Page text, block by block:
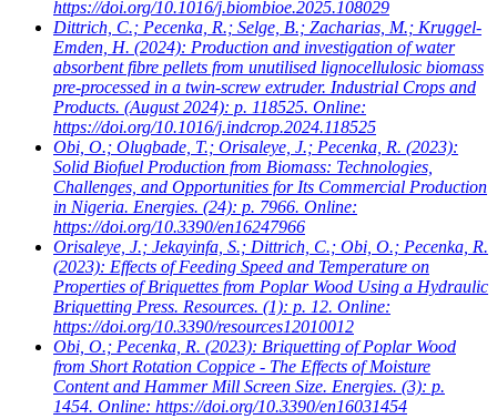
https://doi.org/10.1016/j.biombioe.2025.108029
Dittrich, C.; Pecenka, R.; Selge, B.; Zacharias, M.; Kruggel-
Emden, H. (2024): Production and investigation of water
absorbent fibre pellets from unutilised lignocellulosic biomass
pre-processed in a twin-screw extruder. Industrial Crops and
Products. (August 2024): p. 118525. Online:
https://doi.org/10.1016/j.indcrop.2024.118525
Obi, O.; Olugbade, T.; Orisaleye, J.; Pecenka, R. (2023):
Solid Biofuel Production from Biomass: Technologies,
Challenges, and Opportunities for Its Commercial Production
in Nigeria. Energies. (24): p. 7966. Online:
https://doi.org/10.3390/en16247966
Orisaleye, J.; Jekayinfa, S.; Dittrich, C.; Obi, O.; Pecenka, R.
(2023): Effects of Feeding Speed and Temperature on
Properties of Briquettes from Poplar Wood Using a Hydraulic
Briquetting Press. Resources. (1): p. 12. Online:
https://doi.org/10.3390/resources12010012
Obi, O.; Pecenka, R. (2023): Briquetting of Poplar Wood
from Short Rotation Coppice - The Effects of Moisture
Content and Hammer Mill Screen Size. Energies. (3): p.
1454. Online: https://doi.org/10.3390/en16031454